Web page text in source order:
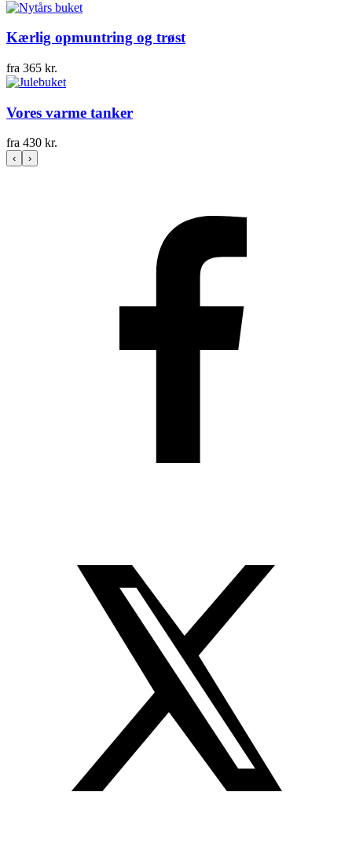
Kærlig opmuntring og trøst
fra 365 kr.
Vores varme tanker
fra 430 kr.
‹ ›